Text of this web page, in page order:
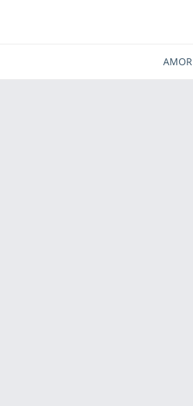
AMOR